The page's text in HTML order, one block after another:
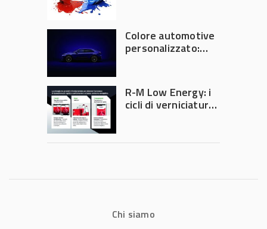
Colore automotive
personalizzato:
diventa ingegneria
di precisione
R-M Low Energy: i
cicli di verniciatura
tempi e costi in
Chi siamo